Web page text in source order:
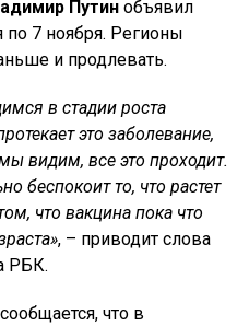
Путин объявил
по 7 ноября. Регионы
и продлевать.
в стадии роста
это заболевание,
видим, все это проходит.
беспокоит то, что растет
что вакцина пока что
, – приводит слова
РБК.
что в